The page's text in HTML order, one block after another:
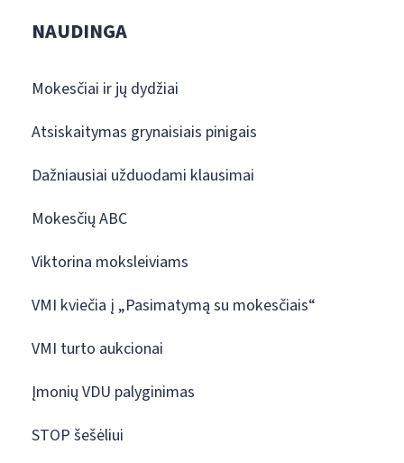
NAUDINGA
Mokesčiai ir jų dydžiai
Atsiskaitymas grynaisiais pinigais
Dažniausiai užduodami klausimai
Mokesčių ABC
Viktorina moksleiviams
VMI kviečia į „Pasimatymą su mokesčiais“
VMI turto aukcionai
Įmonių VDU palyginimas
STOP šešėliui